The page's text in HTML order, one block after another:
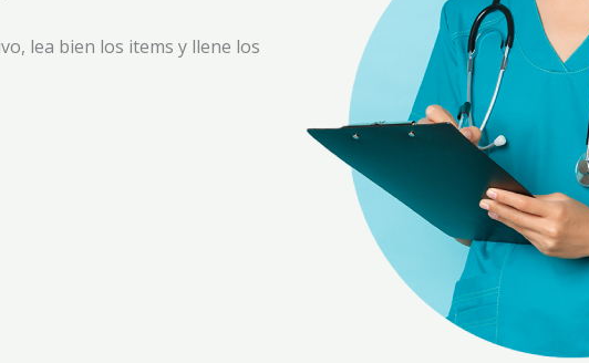
lea bien los items y llene los